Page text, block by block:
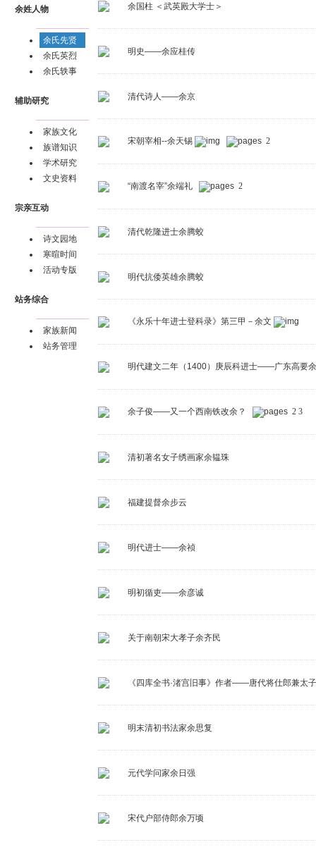
余姓人物
余氏先贤
余氏英烈
余氏轶事
辅助研究
家族文化
族谱知识
学术研究
文史资料
宗亲互动
诗文园地
寒暄时间
活动专版
站务综合
家族新闻
站务管理
余国柱 ＜武英殿大学士＞
明史——余应桂传
清代诗人——余京
宋朝宰相--余天锡 2
“南渡名宰”余端礼 2
清代乾隆进士余腾蛟
明代抗倭英雄余腾蛟
《永乐十年进士登科录》第三甲－余文
明代建文二年（1400）庚辰科进士——广东高要
余子俊——又一个西南铁改余？ 2 3
清初著名女子绣画家余韫珠
福建提督余步云
明代进士——余祯
明初循吏——余彦诚
关于南朝宋大孝子余齐民
《四库全书·渚宫旧事》作者——唐代将仕郎兼太
明末清初书法家余思复
元代学问家余日强
宋代户部侍郎余万顷